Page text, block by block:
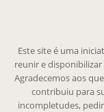
Este site é uma
reunir e
Agradecemos aos
contribuiu para
incompletudes,